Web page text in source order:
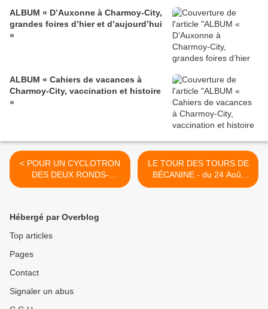
ALBUM « D’Auxonne à Charmoy-City,
grandes foires d’hier et d’aujourd’hui
»
ALBUM « Cahiers de vacances à
Charmoy-City, vaccination et histoire
»
< POUR UN CYCLOTRON
DES DEUX RONDS-
POINTS ! - du 18 Août 2016
LE TOUR DES TOURS DE
BÉCANINE - du 24 Août
2016 (J+2807 après le vote
Hébergé par Overblog
Top articles
Pages
Contact
Signaler un abus